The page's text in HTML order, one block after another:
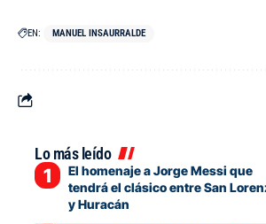
EN: MANUEL INSAURRALDE
Lo más leído
El homenaje a Jorge Messi que
tendrá el clásico entre San
y Huracán